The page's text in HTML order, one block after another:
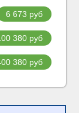
6 673 руб
380руб
380руб